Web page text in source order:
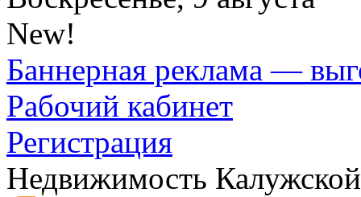
New!
Баннерная реклама —
Рабочий кабинет
Регистрация
Недвижимость